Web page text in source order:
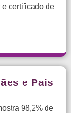
e certificado de
e Pais
98,2% de